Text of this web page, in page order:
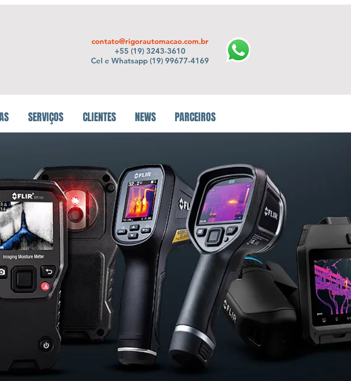
contato@rigorautomacao.com.br
+55 (19) 3243-3610
Cel e Whatsapp (19) 99677-4169
SERVIÇOS CLIENTES NEWS PARCEIROS